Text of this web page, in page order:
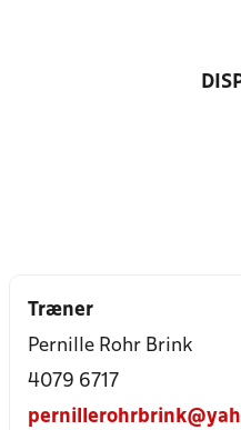
Træner
Pernille Rohr Brink
4079 6717